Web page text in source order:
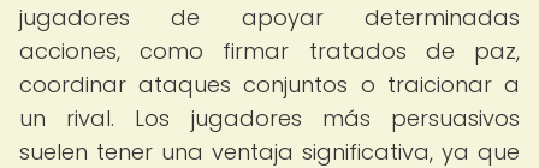
jugadores de apoyar determinadas
acciones, como firmar tratados de paz,
coordinar ataques conjuntos o traicionar a
un rival. Los jugadores más persuasivos
suelen tener una ventaja significativa, ya que